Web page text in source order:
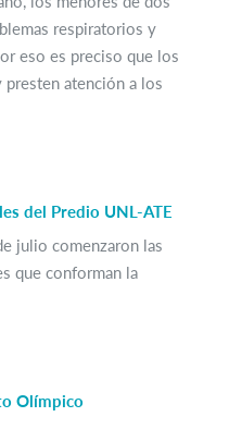
respiratorios y
eso es preciso que los
presten atención a los
del Predio UNL-ATE
julio comenzaron las
que conforman la
Olímpico